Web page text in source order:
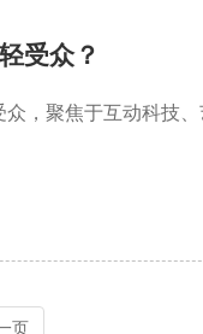
受众？
，聚焦于互动科技
页